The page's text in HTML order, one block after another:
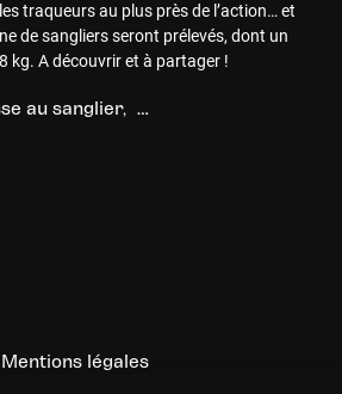
traqueurs au plus près de l’action… et
de sangliers seront prélevés, dont un
kg. A découvrir et à partager !
au sanglier Chasse en battue
Mentions légales